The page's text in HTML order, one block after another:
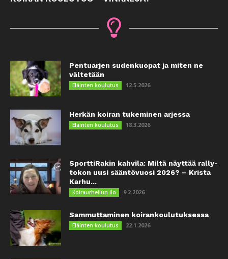
Pentuarjen sudenkuopat ja miten ne
vältetään
Eläinten koulutus 12.5.2026
Herkän koiran tukeminen arjessa
Eläinten koulutus 18.3.2026
SporttiRakin kahvila: Miltä näyttää rally-
tokon uusi sääntövuosi 2026? – Krista
Karhu...
Koiraurheilun ilo 9.2.2026
Sammuttaminen koirankoulutuksessa
Eläinten koulutus 22.1.2026